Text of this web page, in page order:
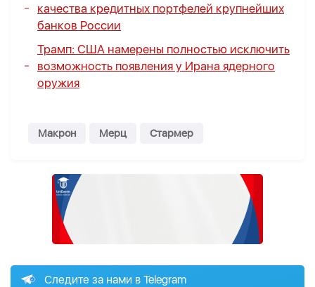
качества кредитных портфелей крупнейших
банков России
Трамп: США намерены полностью исключить
возможность появления у Ирана ядерного
оружия
Макрон Мерц Стармер
Следите за нами в Telegram